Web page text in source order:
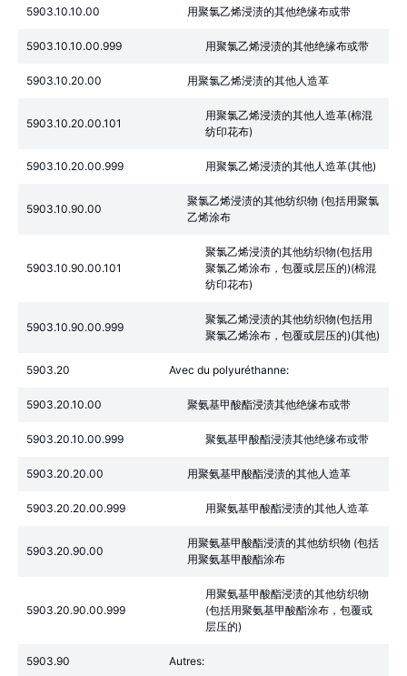
5903.10.10.00 用聚氯乙烯浸渍的其他绝缘布或带
5903.10.10.00.999 用聚氯乙烯浸渍的其他绝缘布或带
5903.10.20.00 用聚氯乙烯浸渍的其他人造革
5903.10.20.00.101
用聚氯乙烯浸渍的其他人造革(棉混
纺印花布)
5903.10.20.00.999 用聚氯乙烯浸渍的其他人造革(其他)
5903.10.90.00
聚氯乙烯浸渍的其他纺织物 (包括用聚氯
乙烯涂布
5903.10.90.00.101
聚氯乙烯浸渍的其他纺织物(包括用
聚氯乙烯涂布，包覆或层压的)(棉混
纺印花布)
5903.10.90.00.999
聚氯乙烯浸渍的其他纺织物(包括用
聚氯乙烯涂布，包覆或层压的)(其他)
5903.20 Avec du polyuréthanne:
5903.20.10.00 聚氨基甲酸酯浸渍其他绝缘布或带
5903.20.10.00.999 聚氨基甲酸酯浸渍其他绝缘布或带
5903.20.20.00 用聚氨基甲酸酯浸渍的其他人造革
5903.20.20.00.999 用聚氨基甲酸酯浸渍的其他人造革
5903.20.90.00
用聚氨基甲酸酯浸渍的其他纺织物 (包括
用聚氨基甲酸酯涂布
5903.20.90.00.999
用聚氨基甲酸酯浸渍的其他纺织物
(包括用聚氨基甲酸酯涂布，包覆或
层压的)
5903.90 Autres: